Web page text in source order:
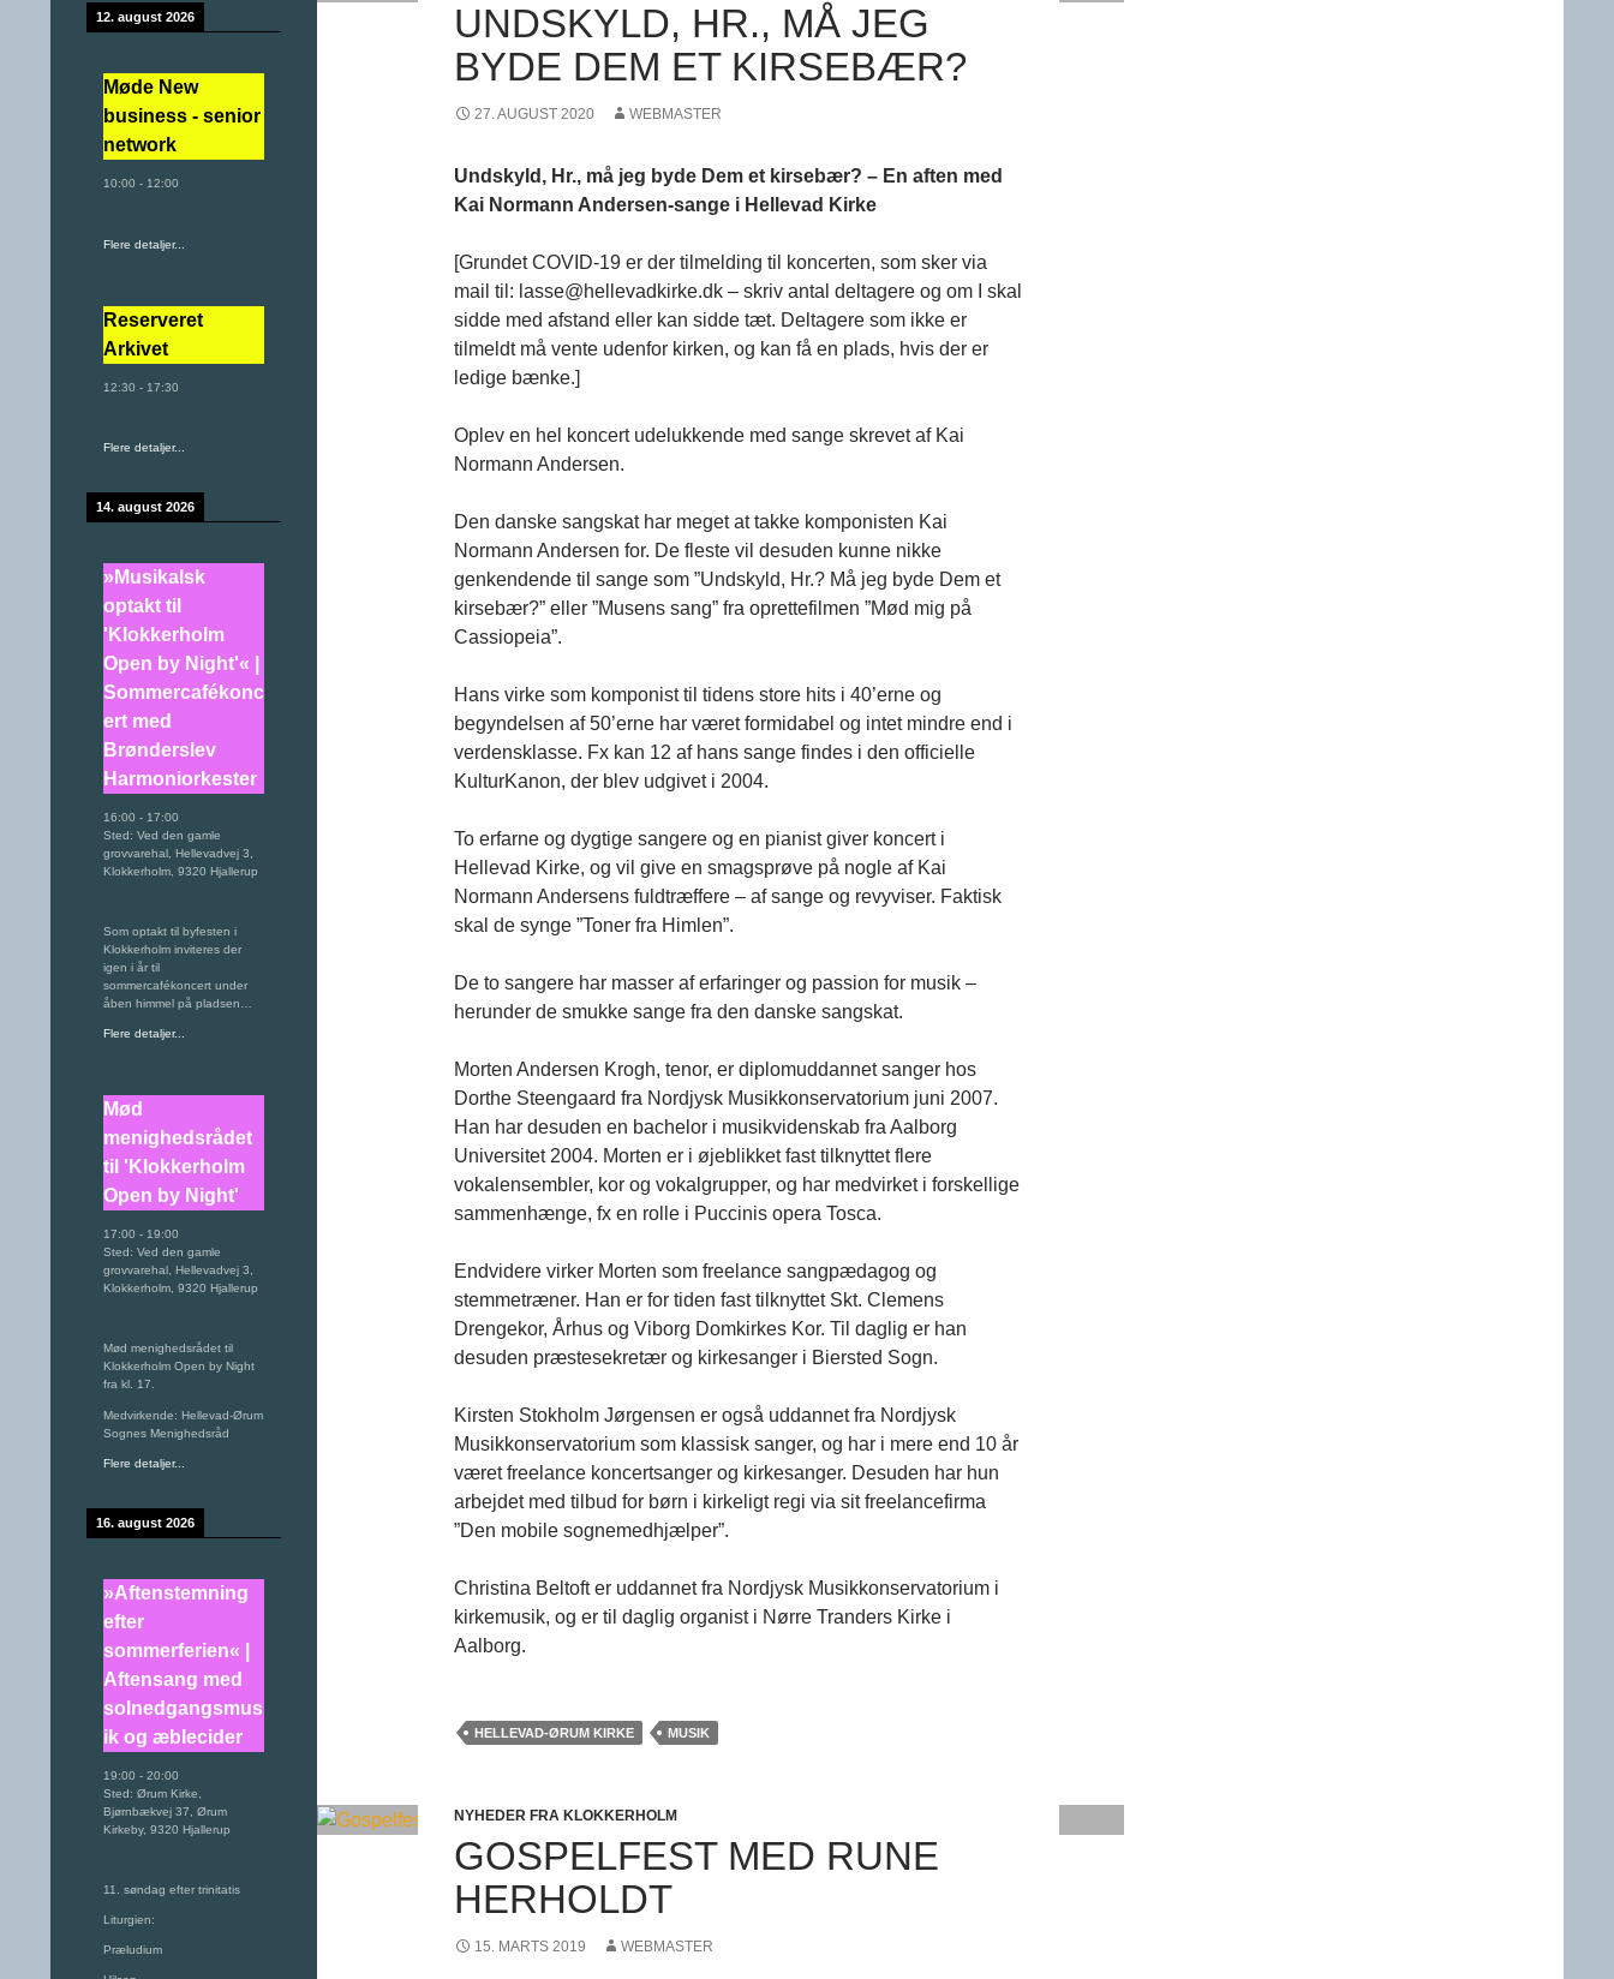
UNDSKYLD, HR., MÅ JEG
BYDE DEM ET KIRSEBÆR?
27. AUGUST 2020 WEBMASTER
Undskyld, Hr., må jeg byde Dem et kirsebær? – En aften med
Kai Normann Andersen-sange i Hellevad Kirke
[Grundet COVID-19 er der tilmelding til koncerten, som sker via
mail til: lasse@hellevadkirke.dk – skriv antal deltagere og om I skal
sidde med afstand eller kan sidde tæt. Deltagere som ikke er
tilmeldt må vente udenfor kirken, og kan få en plads, hvis der er
ledige bænke.]
Oplev en hel koncert udelukkende med sange skrevet af Kai
Normann Andersen.
Den danske sangskat har meget at takke komponisten Kai
Normann Andersen for. De fleste vil desuden kunne nikke
genkendende til sange som ”Undskyld, Hr.? Må jeg byde Dem et
kirsebær?” eller ”Musens sang” fra oprettefilmen ”Mød mig på
Cassiopeia”.
Hans virke som komponist til tidens store hits i 40’erne og
begyndelsen af 50’erne har været formidabel og intet mindre end i
verdensklasse. Fx kan 12 af hans sange findes i den officielle
KulturKanon, der blev udgivet i 2004.
To erfarne og dygtige sangere og en pianist giver koncert i
Hellevad Kirke, og vil give en smagsprøve på nogle af Kai
Normann Andersens fuldtræffere – af sange og revyviser. Faktisk
skal de synge ”Toner fra Himlen”.
De to sangere har masser af erfaringer og passion for musik –
herunder de smukke sange fra den danske sangskat.
Morten Andersen Krogh, tenor, er diplomuddannet sanger hos
Dorthe Steengaard fra Nordjysk Musikkonservatorium juni 2007.
Han har desuden en bachelor i musikvidenskab fra Aalborg
Universitet 2004. Morten er i øjeblikket fast tilknyttet flere
vokalensembler, kor og vokalgrupper, og har medvirket i forskellige
sammenhænge, fx en rolle i Puccinis opera Tosca.
Endvidere virker Morten som freelance sangpædagog og
stemmetræner. Han er for tiden fast tilknyttet Skt. Clemens
Drengekor, Århus og Viborg Domkirkes Kor. Til daglig er han
desuden præstesekretær og kirkesanger i Biersted Sogn.
Kirsten Stokholm Jørgensen er også uddannet fra Nordjysk
Musikkonservatorium som klassisk sanger, og har i mere end 10 år
været freelance koncertsanger og kirkesanger. Desuden har hun
arbejdet med tilbud for børn i kirkeligt regi via sit freelancefirma
”Den mobile sognemedhjælper”.
Christina Beltoft er uddannet fra Nordjysk Musikkonservatorium i
kirkemusik, og er til daglig organist i Nørre Tranders Kirke i
Aalborg.
HELLEVAD-ØRUM KIRKE MUSIK
NYHEDER FRA KLOKKERHOLM
GOSPELFEST MED RUNE
HERHOLDT
15. MARTS 2019 WEBMASTER
12. august 2026
Møde New
business - senior
network
10:00 - 12:00
Flere detaljer...
Reserveret
Arkivet
12:30 - 17:30
Flere detaljer...
14. august 2026
»Musikalsk
optakt til
'Klokkerholm
Open by Night'« |
Sommercafékonc
ert med
Brønderslev
Harmoniorkester
16:00 - 17:00
Sted: Ved den gamle
grovvarehal, Hellevadvej 3,
Klokkerholm, 9320 Hjallerup
Som optakt til byfesten i
Klokkerholm inviteres der
igen i år til
sommercafékoncert under
åben himmel på pladsen…
Flere detaljer...
Mød
menighedsrådet
til 'Klokkerholm
Open by Night'
17:00 - 19:00
Sted: Ved den gamle
grovvarehal, Hellevadvej 3,
Klokkerholm, 9320 Hjallerup
Mød menighedsrådet til
Klokkerholm Open by Night
fra kl. 17.
Medvirkende: Hellevad-Ørum
Sognes Menighedsråd
Flere detaljer...
16. august 2026
»Aftenstemning
efter
sommerferien« |
Aftensang med
solnedgangsmus
ik og æblecider
19:00 - 20:00
Sted: Ørum Kirke,
Bjørnbækvej 37, Ørum
Kirkeby, 9320 Hjallerup
11. søndag efter trinitatis
Liturgien:
Præludium